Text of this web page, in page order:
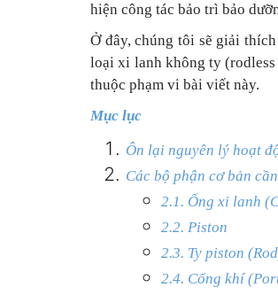
hiện công tác bảo trì bảo
Ở đây, chúng tôi sẽ giải
loại xi lanh không ty
thuộc phạm vi bài viết này.
Mục lục
Ôn lại nguyên lý hoạt
Các bộ phận cơ bản
2.1. Ống xi lanh
2.2. Piston
2.3. Ty piston
2.4. Cổng khí